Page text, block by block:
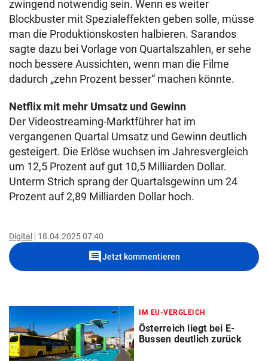
zwingend notwendig sein. Wenn es weiter
Blockbuster mit Spezialeffekten geben solle, müsse
man die Produktionskosten halbieren. Sarandos
sagte dazu bei Vorlage von Quartalszahlen, er sehe
noch bessere Aussichten, wenn man die Filme
dadurch „zehn Prozent besser“ machen könnte.
Netflix mit mehr Umsatz und Gewinn
Der Videostreaming-Marktführer hat im
vergangenen Quartal Umsatz und Gewinn deutlich
gesteigert. Die Erlöse wuchsen im Jahresvergleich
um 12,5 Prozent auf gut 10,5 Milliarden Dollar.
Unterm Strich sprang der Quartalsgewinn um 24
Prozent auf 2,89 Milliarden Dollar hoch.
Digital 18.04.2025 07:40
commentJetzt kommentieren
IM EU-VERGLEICH
Österreich liegt bei E-
Bussen deutlich zurück